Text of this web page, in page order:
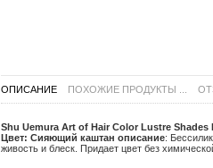
ОПИСАНИЕ ПОХОЖИЕ ПРОДУКТЫ ...
Shu Uemura Art of Hair Color Lustre
Цвет: Сияющий каштан описание:
живость и блеск. Придает цвет без